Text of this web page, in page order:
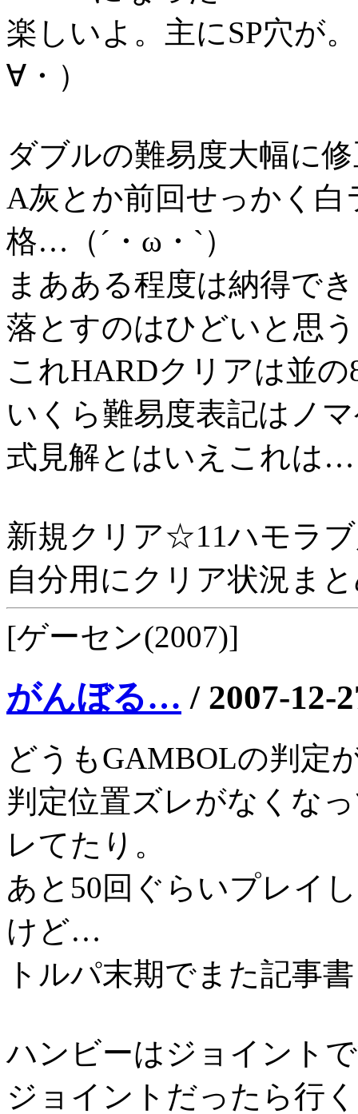
楽しいよ。主にSP穴が
∀・）
ダブルの難易度大幅に
A灰とか前回せっかく
格…（´・ω・`）
まあある程度は納得で
落とすのはひどいと思
これHARDクリアは並
いくら難易度表記はノ
式見解とはいえこれは…
新規クリア☆11ハモラ
自分用にクリア状況ま
[ゲーセン(2007)]
がんぼる… / 2007-12-
どうもGAMBOLの判定
判定位置ズレがなくな
レてたり。
あと50回ぐらいプレイ
けど…
トルパ末期でまた記事
ハンビーはジョイント
ジョイントだったら行